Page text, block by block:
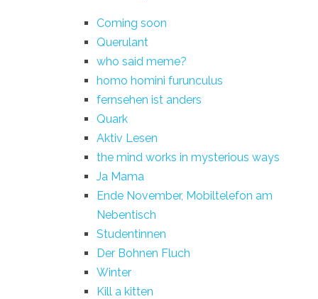
Coming soon
Querulant
who said meme?
homo homini furunculus
fernsehen ist anders
Quark
Aktiv Lesen
the mind works in mysterious ways
Ja Mama
Ende November, Mobiltelefon am
Nebentisch
Studentinnen
Der Bohnen Fluch
Winter
Kill a kitten